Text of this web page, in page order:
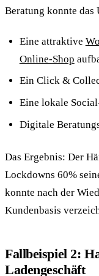
Beratung konnte das
Eine attraktive
Online-Shop
Ein Click &
Eine lokale
Digitale
Das Ergebnis: Der
Lockdowns 60%
konnte nach der
Kundenbasis
Fallbeispiel 2:
Ladengeschäft